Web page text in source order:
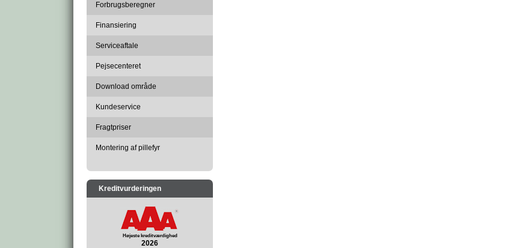
Forbrugsberegner
Finansiering
Serviceaftale
Pejsecenteret
Download område
Kundeservice
Fragtpriser
Montering af pillefyr
Kreditvurderingen
Højeste kreditværdighed
2026